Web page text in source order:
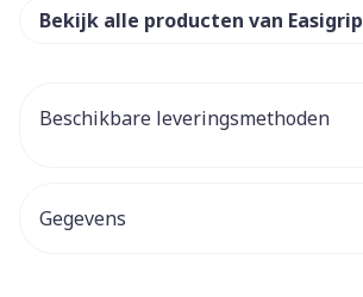
Bekijk alle producten van Easigrip
Beschikbare leveringsmethoden
Gegevens